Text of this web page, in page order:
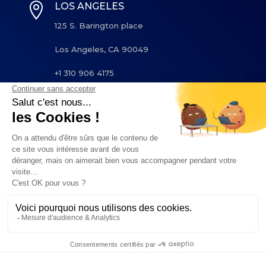
 LOS ANGELES
125 S. Barington place
Los Angeles, CA 90049
+1 310 906 4175
Privacy policy and legal notices|